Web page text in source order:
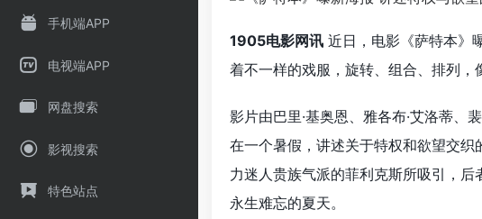
手机端APP
电视端APP
网盘搜索
影视搜索
特色站点
1905电影网讯 近日，电影《萨特本》
着不一样的戏服，旋转、组合、排列，
影片由巴里·基奥恩、雅各布·艾洛蒂、
在一个暑假，讲述关于特权和欲望交
力迷人贵族气派的菲利克斯所吸引，
永生难忘的夏天。